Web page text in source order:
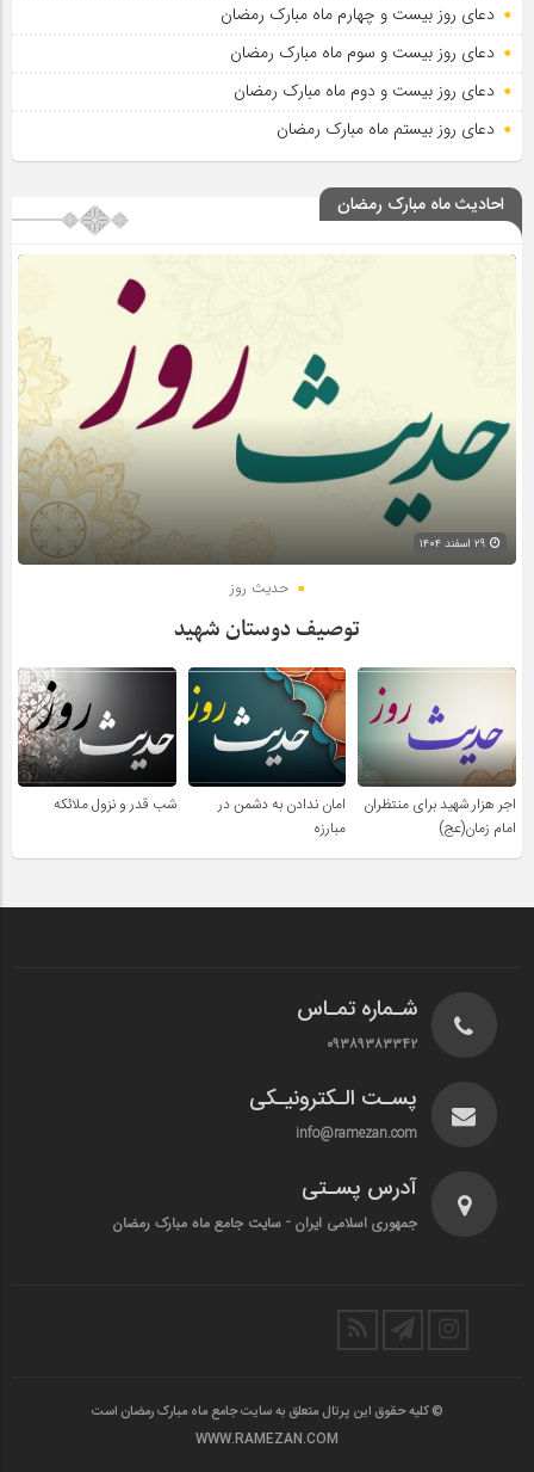
دعای روز بیست و چهارم ماه مبارک رمضان
دعای روز بیست و سوم ماه مبارک رمضان
دعای روز بیست و دوم ماه مبارک رمضان
دعای روز بیستم ماه مبارک رمضان
احادیث ماه مبارک رمضان
حدیث روز
توصیف دوستان شهید
اجر هزار شهید برای منتظران
امام زمان(عج)
امان ندادن به دشمن در
مبارزه
شب قدر و نزول ملائکه
شـماره تمـاس
۰۹۳۸۹۳۸۳۳۴۲
پسـت الـکترونیـکی
info@ramezan.com
آدرس پسـتی
جمهوری اسلامی ایران - سایت جامع ماه مبارک رمضان
© کلیه حقوق این پرتال متعلق به سایت جامع ماه مبارک رمضان است
WWW.RAMEZAN.COM